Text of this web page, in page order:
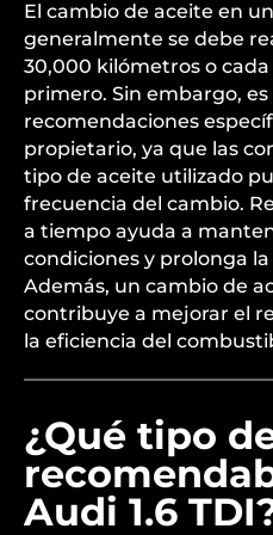
El cambio de aceite en un
generalmente se debe
30,000 kilómetros o cada
primero. Sin embargo,
recomendaciones
propietario, ya que las
tipo de aceite utilizado
frecuencia del cambio.
a tiempo ayuda a
condiciones y prolonga
Además, un cambio de
contribuye a mejorar el
la eficiencia del
¿Qué tipo
Audi 1.6